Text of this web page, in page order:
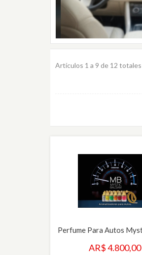
Artículos 1 a 9 de 12 totales
AR$ 4.800,00